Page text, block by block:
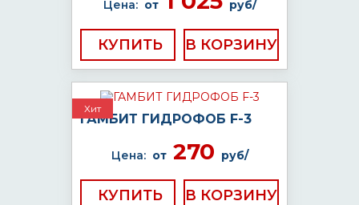
Цена: от руб/
КУПИТЬ
Хит
ГАМБИТ ГИДРОФОБ F-3
Цена: от270 руб/
КУПИТЬ